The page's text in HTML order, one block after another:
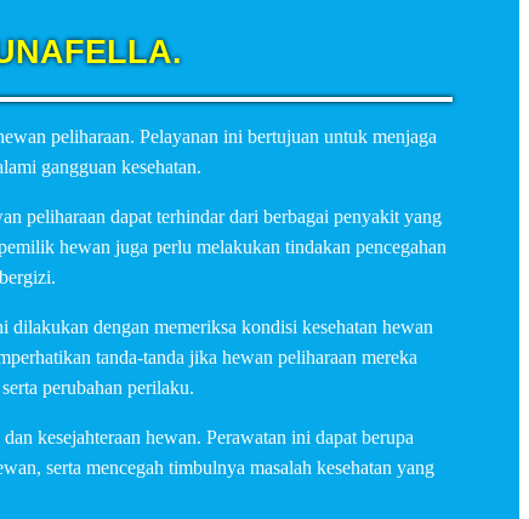
peliharaan. Pelayanan ini bertujuan untuk menjaga
gangguan kesehatan.
peliharaan dapat terhindar dari berbagai penyakit yang
hewan juga perlu melakukan tindakan pencegahan
dengan memeriksa kondisi kesehatan hewan
tanda-tanda jika hewan peliharaan mereka
perubahan perilaku.
kesejahteraan hewan. Perawatan ini dapat berupa
serta mencegah timbulnya masalah kesehatan yang